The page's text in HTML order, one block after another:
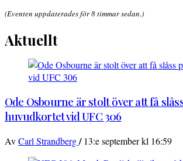
(Eventen uppdaterades för 8 timmar sedan.)
Aktuellt
Ode Osbourne är stolt över att få
huvudkortet vid UFC 306
AvCarl Strandberg/ 13:e september kl 16:59